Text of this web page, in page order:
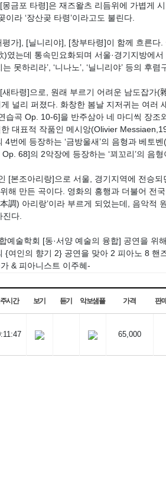
금포 타령]은 재즈왈츠 리듬위에 가볍게
라 ‘장산곶 타령’이라고도 불린다.
가], [닐니리야], [창부타령]이 함께 흐른다
였는데 통속민요화되며 서울·경기지방에
못하리라’, ‘니나노’, ‘닐니리야’ 등의 후
타령]으로, 원래 부르기 어려운 남도잡가(
널리 퍼졌다. 화창한 봄날 지저귀는 여러
습곡 Op. 10-6]을 반주삼아 네 마디씩 장조
대표적 작품인 메시앙(Olivier
번에 등장하는 ‘금방울새’의 음형과 베토
68]의 2악장에 등장하는 ‘꾀꼬리’의 음형
[본조아리랑]으로 서울, 경기지역에 전승되
해 만든 곡이다. 영화의 흥행과 더불어 전
調) 아리랑’이라 부르게 되었는데, 음악적
다.
예술학회 [동·서양 예술의 융합] 공연을 위
{여인의 향기 2} 공연을 맞아 2 피아노 8 핸
& 피아니스트 이주혜-
시간 보기 듣기 악보샘플 가격 판
65,000